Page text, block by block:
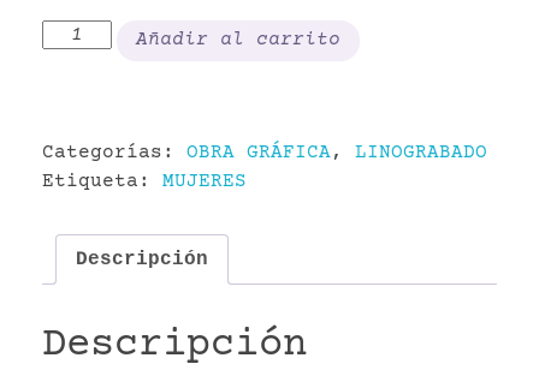
Ginkgo
Añadir al carrito
Categorías: OBRA GRÁFICA, LINOGRABADO
Etiqueta: MUJERES
Descripción
Descripción